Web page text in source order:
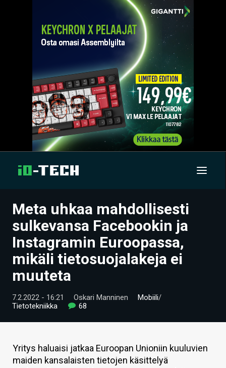
UUTISET
ARTIKKELIT
VIDEOT
TECHBBS
TIETOA
HINTA.FI
KAUPPA
Meta uhkaa mahdollisesti
sulkevansa Facebookin ja
Instagramin Euroopassa,
mikäli tietosuojalakeja ei
muuteta
7.2.2022 - 16:21 Oskari Manninen Mobiili/
Tietotekniikka
68
Yritys haluaisi jatkaa Euroopan Unioniin kuuluvien
maiden kansalaisten tietojen käsittelyä